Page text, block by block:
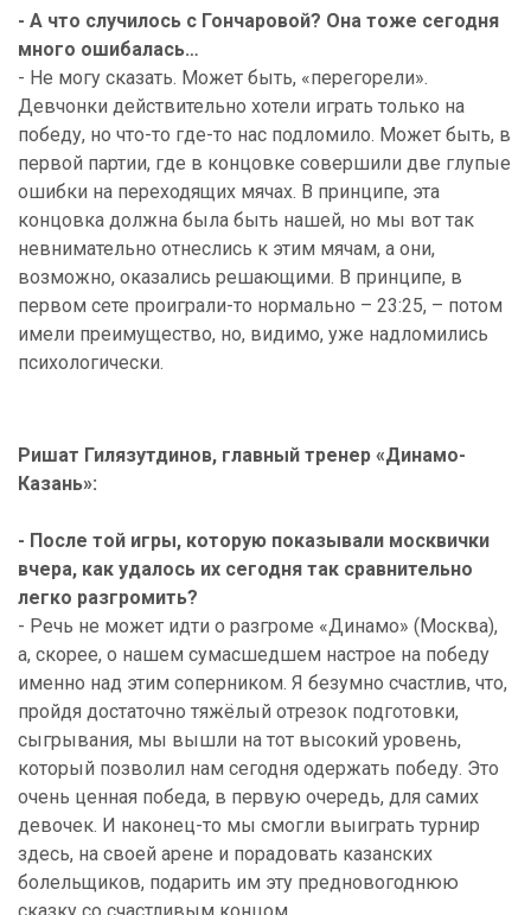
- А что случилось с Гончаровой? Она тоже сегодня
много ошибалась…
- Не могу сказать. Может быть, «перегорели».
Девчонки действительно хотели играть только на
победу, но что-то где-то нас подломило. Может быть, в
первой партии, где в концовке совершили две глупые
ошибки на переходящих мячах. В принципе, эта
концовка должна была быть нашей, но мы вот так
невнимательно отнеслись к этим мячам, а они,
возможно, оказались решающими. В принципе, в
первом сете проиграли-то нормально – 23:25, – потом
имели преимущество, но, видимо, уже надломились
психологически.
Ришат Гилязутдинов, главный тренер «Динамо-
Казань»:
- После той игры, которую показывали москвички
вчера, как удалось их сегодня так сравнительно
легко разгромить?
- Речь не может идти о разгроме «Динамо» (Москва),
а, скорее, о нашем сумасшедшем настрое на победу
именно над этим соперником. Я безумно счастлив, что,
пройдя достаточно тяжёлый отрезок подготовки,
сыгрывания, мы вышли на тот высокий уровень,
который позволил нам сегодня одержать победу. Это
очень ценная победа, в первую очередь, для самих
девочек. И наконец-то мы смогли выиграть турнир
здесь, на своей арене и порадовать казанских
болельщиков, подарить им эту предновогоднюю